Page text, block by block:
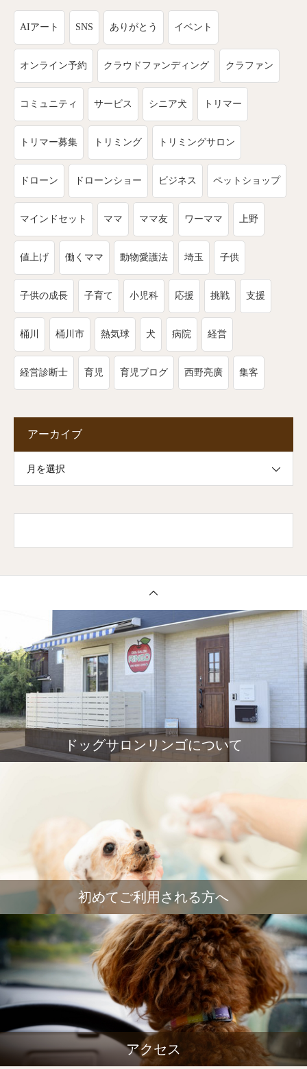
AIアート SNS ありがとう イベント
オンライン予約 クラウドファンディング クラファン
コミュニティ サービス シニア犬 トリマー
トリマー募集 トリミング トリミングサロン
ドローン ドローンショー ビジネス ペットショップ
マインドセット ママ ママ友 ワーママ 上野
値上げ 働くママ 動物愛護法 埼玉 子供
子供の成長 子育て 小児科 応援 挑戦 支援
桶川 桶川市 熱気球 犬 病院 経営
経営診断士 育児 育児ブログ 西野亮廣 集客
アーカイブ
月を選択
ドッグサロンリンゴについて
初めてご利用される方へ
アクセス